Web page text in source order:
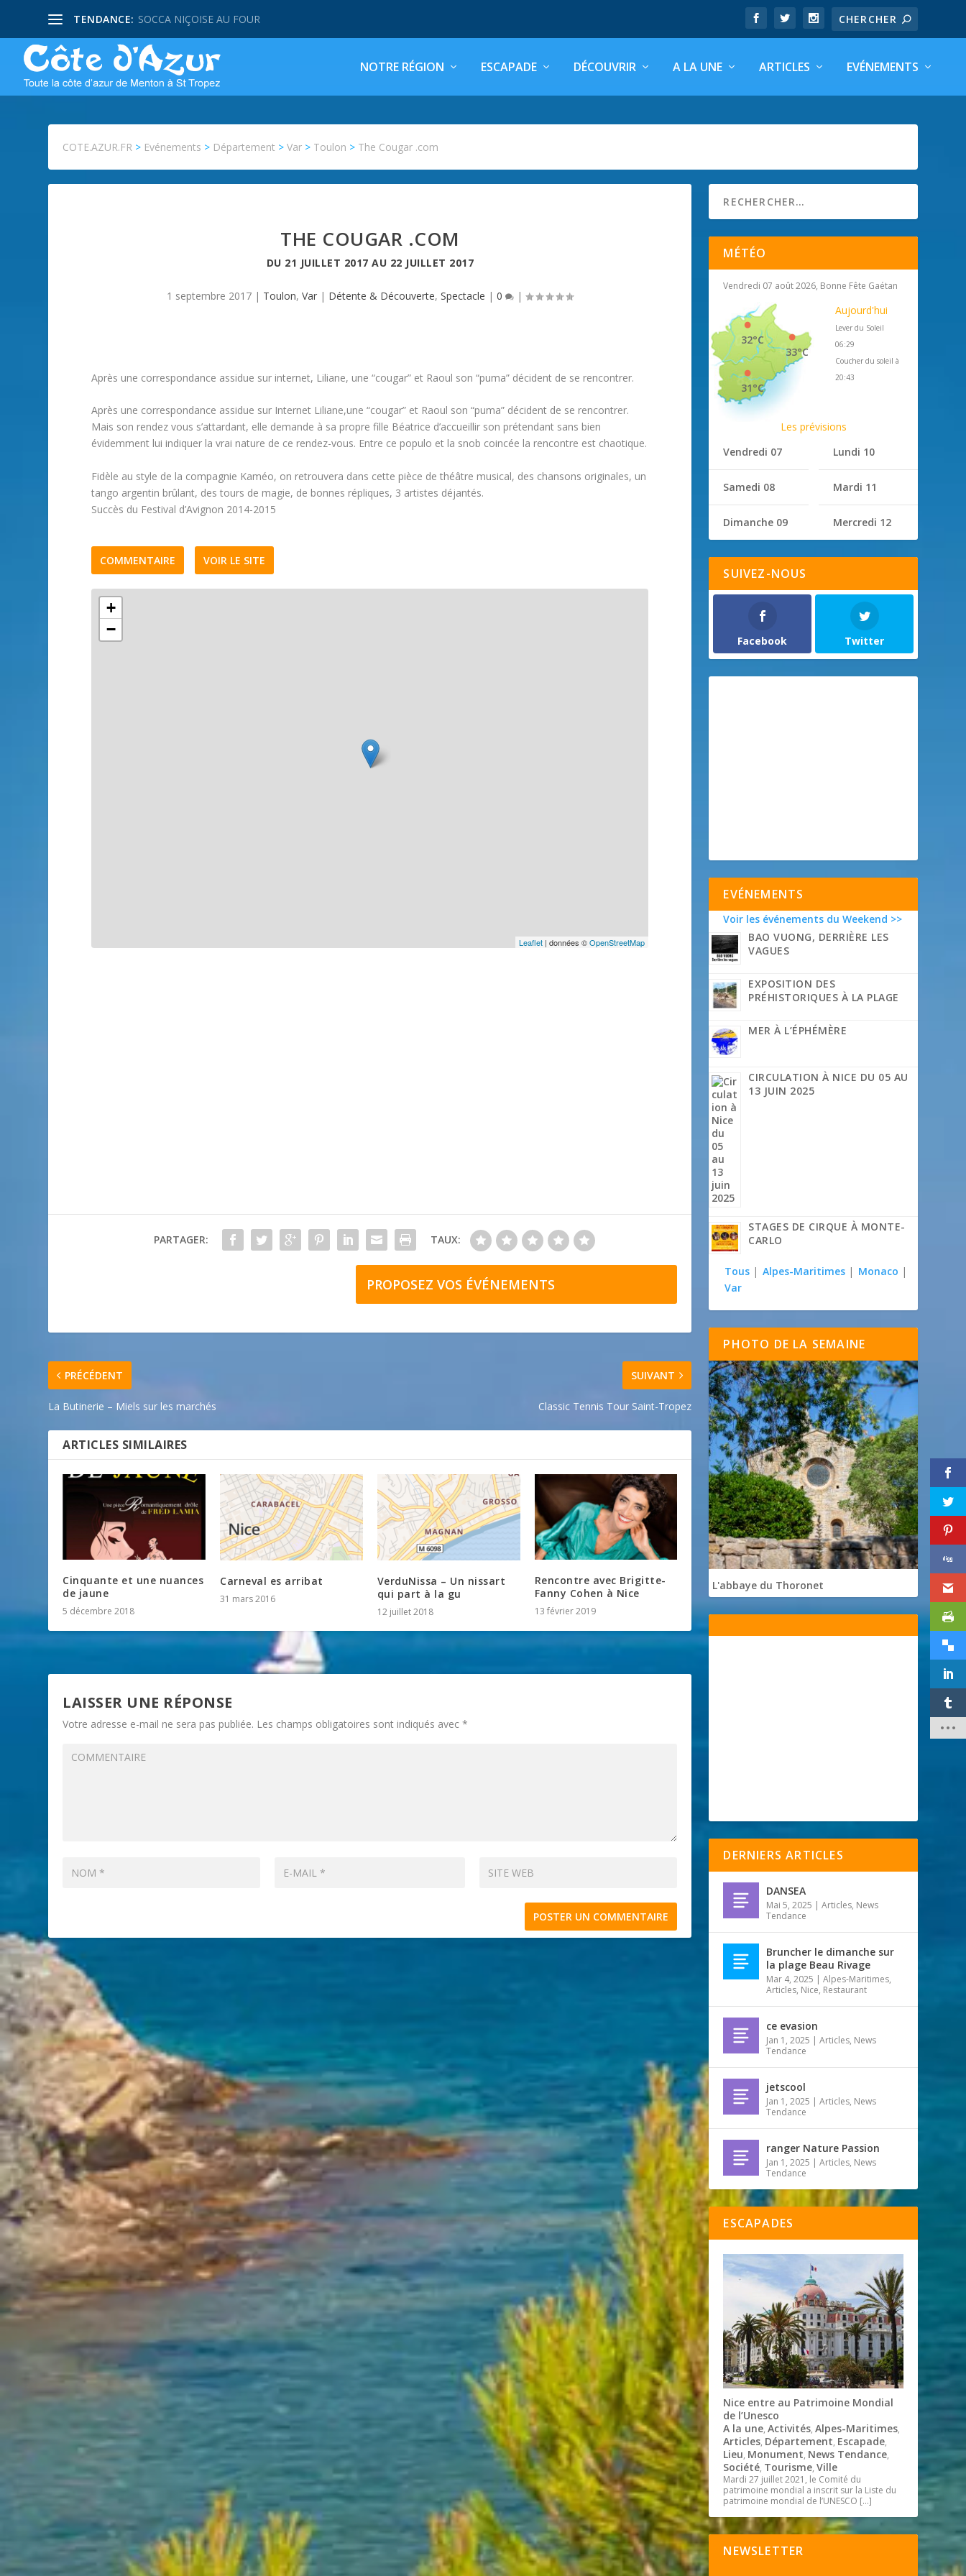
TENDANCE: SOCCA NIÇOISE AU FOUR
NOTRE RÉGION ESCAPADE DÉCOUVRIR A LA UNE ARTICLES EVÉNEMENTS
COTE.AZUR.FR > Evénements > Département >Var > Toulon > The Cougar .com
THE COUGAR .COM
DU 21 JUILLET 2017 AU 22 JUILLET 2017
1 septembre 2017 | Toulon,Var | Détente & Découverte,Spectacle |0 |
Après une correspondance assidue sur internet, Liliane, une “cougar” et Raoul son “puma” décident de se rencontrer.
Après une correspondance assidue sur Internet Liliane,une “cougar” et Raoul son “puma” décident de se rencontrer.
Mais son rendez vous s’attardant, elle demande à sa propre fille Béatrice d’accueillir son prétendant sans bien
évidemment lui indiquer la vrai nature de ce rendez-vous. Entre ce populo et la snob coincée la rencontre est chaotique.
Fidèle au style de la compagnie Kaméo, on retrouvera dans cette pièce de théâtre musical, des chansons originales, un
tango argentin brûlant, des tours de magie, de bonnes répliques, 3 artistes déjantés.
Succès du Festival d’Avignon 2014-2015
COMMENTAIRE VOIR LE SITE
+
−
Leaflet | données ©OpenStreetMap
PARTAGER: TAUX:
PROPOSEZ VOS ÉVÉNEMENTS
PRÉCÉDENT
La Butinerie – Miels sur les marchés
SUIVANT
Classic Tennis Tour Saint-Tropez
ARTICLES SIMILAIRES
Cinquante et une nuances
de jaune
5 décembre 2018
Carneval es arribat
31 mars 2016
VerduNissa – Un nissart
qui part à la gu
12 juillet 2018
Rencontre avec Brigitte-
Fanny Cohen à Nice
13 février 2019
LAISSER UNE RÉPONSE
Votre adresse e-mail ne sera pas publiée. Les champs obligatoires sont indiqués avec*
MÉTÉO
Vendredi 07 août 2026, Bonne Fête Gaétan
33°C
32°C
31°C
Aujourd'hui
Lever du Soleil
06:29
Coucher du soleil à
20:43
Les prévisions
Vendredi 07
Samedi 08
Dimanche 09
Lundi 10
Mardi 11
Mercredi 12
SUIVEZ-NOUS
Facebook Twitter
EVÉNEMENTS
Voir les événements du Weekend >>
BAO VUONG, DERRIÈRE LES
VAGUES
EXPOSITION DES
PRÉHISTORIQUES À LA PLAGE
MER À L’ÉPHÉMÈRE
CIRCULATION À NICE DU 05 AU
13 JUIN 2025
STAGES DE CIRQUE À MONTE-
CARLO
Tous | Alpes-Maritimes | Monaco |
Var
PHOTO DE LA SEMAINE
L'abbaye du Thoronet
DERNIERS ARTICLES
DANSEA
Mai 5, 2025 |Articles, News
Tendance
Bruncher le dimanche sur
la plage Beau Rivage
Mar 4, 2025 |Alpes-Maritimes,
Articles, Nice, Restaurant
ce evasion
Jan 1, 2025 |Articles, News
Tendance
jetscool
Jan 1, 2025 |Articles, News
Tendance
ranger Nature Passion
Jan 1, 2025 |Articles, News
Tendance
ESCAPADES
Nice entre au Patrimoine Mondial
de l’Unesco
A la une,Activités,Alpes-Maritimes,
Articles, Département, Escapade,
Lieu, Monument, News Tendance,
Société, Tourisme,Ville
Mardi 27 juillet 2021, le Comité du
patrimoine mondial a inscrit sur la Liste du
patrimoine mondial de l’UNESCO […]
NEWSLETTER